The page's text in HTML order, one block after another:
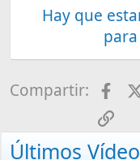
Hay que
Compartir:
Últimos